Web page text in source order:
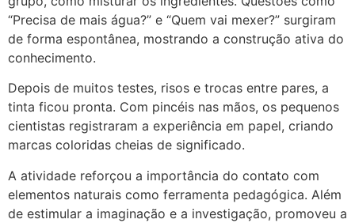
“Precisa de mais água?” e “Quem vai mexer?” surgiram
de forma espontânea, mostrando a construção ativa do
conhecimento.
Depois de muitos testes, risos e trocas entre pares, a
tinta ficou pronta. Com pincéis nas mãos, os pequenos
cientistas registraram a experiência em papel, criando
marcas coloridas cheias de significado.
A atividade reforçou a importância do contato com
elementos naturais como ferramenta pedagógica. Além
de estimular a imaginação e a investigação, promoveu a